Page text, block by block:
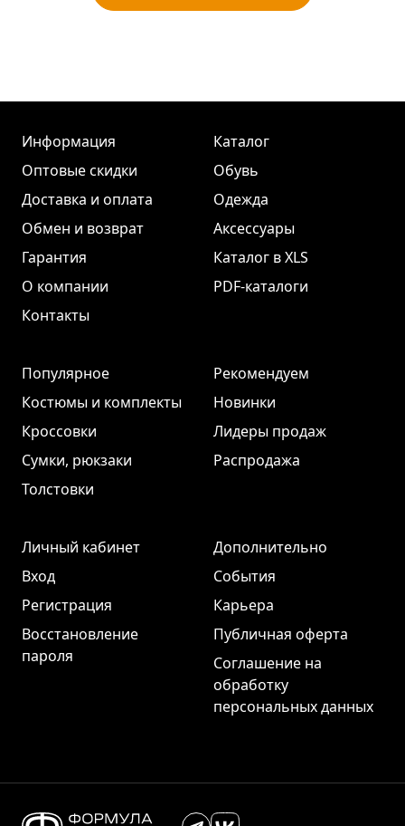
Информация
Оптовые скидки
Доставка и оплата
Обмен и возврат
Гарантия
О компании
Контакты
Каталог
Обувь
Одежда
Аксессуары
Каталог в XLS
PDF-каталоги
Популярное
Костюмы и комплекты
Кроссовки
Сумки, рюкзаки
Толстовки
Рекомендуем
Новинки
Лидеры продаж
Распродажа
Личный кабинет
Вход
Регистрация
Восстановление
пароля
Дополнительно
События
Карьера
Публичная оферта
Соглашение на
обработку
персональных данных